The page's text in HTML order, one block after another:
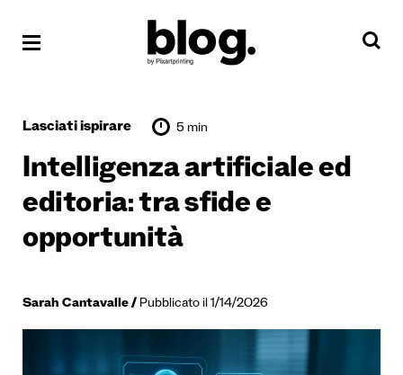
Lasciati ispirare 5 min
Intelligenza artificiale ed
editoria: tra sfide e
opportunità
Sarah Cantavalle Pubblicato il 1/14/2026